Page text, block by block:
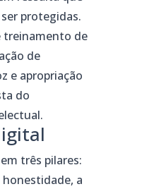
protegidas.
treinamento de
de
e apropriação
do
três pilares:
a